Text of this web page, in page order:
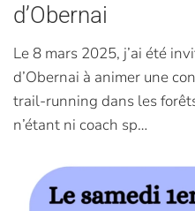
d’Obernai
Le 8 mars 2025, j’ai été
d’Obernai à animer une
trail-running dans les
n’étant ni coach sp…